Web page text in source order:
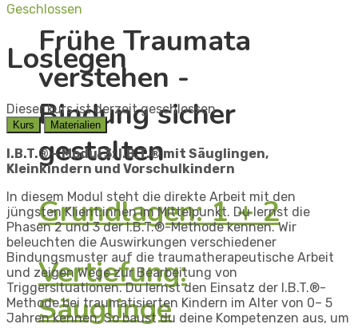
Frühe Traumata
verstehen -
Bindung sicher
gestalten
Grundlagen: 1 + 2
Vertiefung:
Säuglinge
Geschlossen
Loslegen
Dieser kurs ist derzeit geschlossen
Kurs Materialien
I.B.T.® – Modul 3:I.B.T.® mit Säuglingen,
Kleinkindern und Vorschulkindern
In diesem Modul steht die direkte Arbeit mit den
jüngsten Klient:innen im Mittelpunkt. Du lernst die
Phasen 2 und 3 der I.B.T.®-Methode kennen. Wir
beleuchten die Auswirkungen verschiedener
Bindungsmuster auf die traumatherapeutische Arbeit
und zeigen Wege zur Bearbeitung von
Triggersituationen. Du lernst den Einsatz der I.B.T.®-
Methode bei traumatisierten Kindern im Alter von 0– 5
Jahren kennen. So baust du deine Kompetenzen aus, um